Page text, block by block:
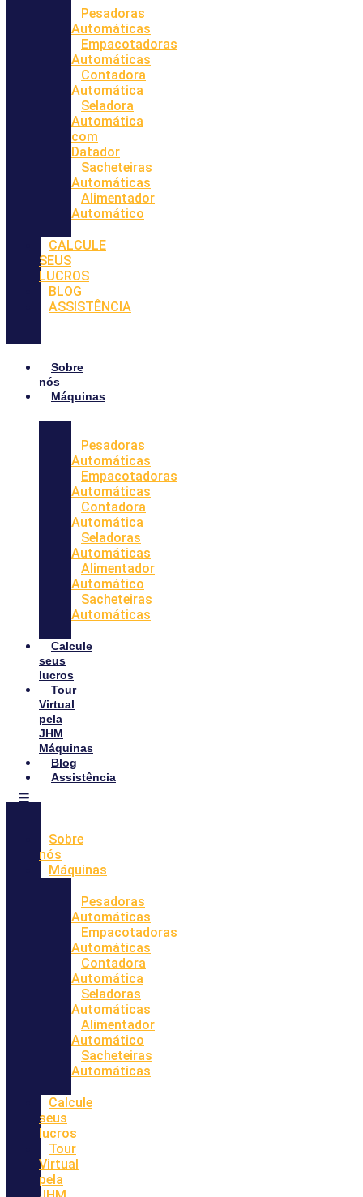
Pesadoras
Automáticas
Empacotadoras
Automáticas
Contadora
Automática
Seladora
Automática
com
Datador
Sacheteiras
Automáticas
Alimentador
Automático
CALCULE
SEUS
LUCROS
BLOG
ASSISTÊNCIA
Sobre
nós
Máquinas
Pesadoras
Automáticas
Empacotadoras
Automáticas
Contadora
Automática
Seladoras
Automáticas
Alimentador
Automático
Sacheteiras
Automáticas
Calcule
seus
lucros
Tour
Virtual
pela
JHM
Máquinas
Blog
Assistência
Sobre
nós
Máquinas
Pesadoras
Automáticas
Empacotadoras
Automáticas
Contadora
Automática
Seladoras
Automáticas
Alimentador
Automático
Sacheteiras
Automáticas
Calcule
seus
lucros
Tour
Virtual
pela